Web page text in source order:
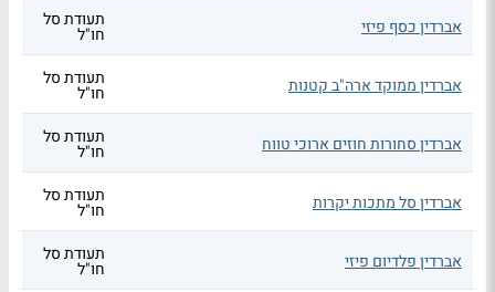
אברדין כסף פיזי תעודת סל
חו"ל
אברדין ממוקד ארה"ב קטנות תעודת סל
חו"ל
אברדין סחורות חוזים ארוכי טווח תעודת סל
חו"ל
אברדין סל מתכות יקרות תעודת סל
חו"ל
אברדין פלדיום פיזי תעודת סל
חו"ל